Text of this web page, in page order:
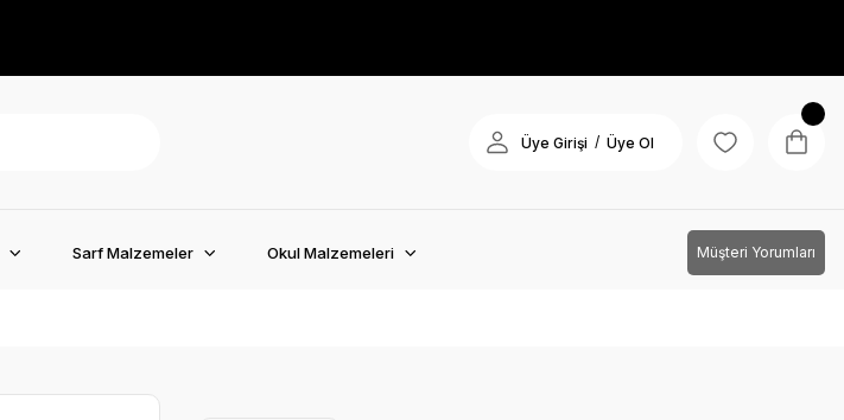
Üye Girişi / Üye Ol
Sarf Malzemeler Okul Malzemeleri Müşteri Yorumları